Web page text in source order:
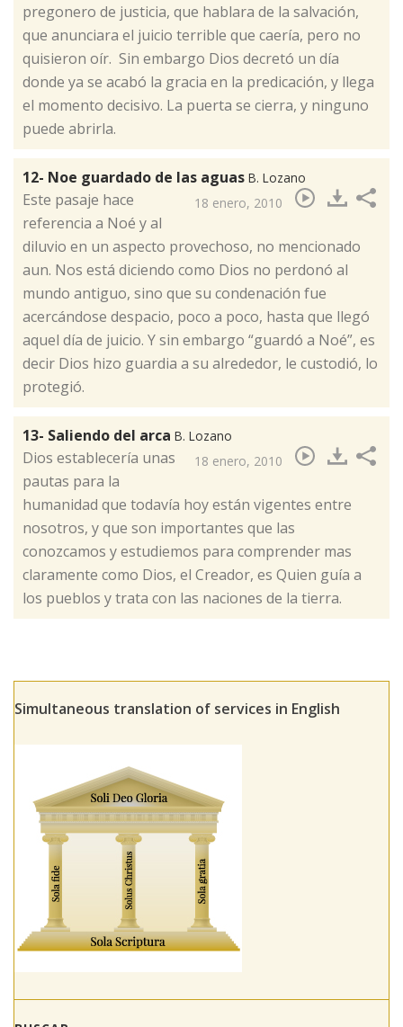
pregonero de justicia, que hablara de la salvación,
que anunciara el juicio terrible que caería, pero no
quisieron oír. Sin embargo Dios decretó un día
donde ya se acabó la gracia en la predicación, y llega
el momento decisivo. La puerta se cierra, y ninguno
puede abrirla. ​
12- Noe guardado de las aguas B. Lozano
18 enero, 2010
​Este pasaje hace
referencia a Noé y al
diluvio en un aspecto provechoso, no mencionado
aun. Nos está diciendo como Dios no perdonó al
mundo antiguo, sino que su condenación fue
acercándose despacio, poco a poco, hasta que llegó
aquel día de juicio. Y sin embargo “guardó a Noé”, es
decir Dios hizo guardia a su alrededor, le custodió, lo
protegió.
13- Saliendo del arca B. Lozano
18 enero, 2010
​Dios establecería unas
pautas para la
humanidad que todavía hoy están vigentes entre
nosotros, y que son importantes que las
conozcamos y estudiemos para comprender mas
claramente como Dios, el Creador, es Quien guía a
los pueblos y trata con las naciones de la tierra.
Simultaneous translation of services in English